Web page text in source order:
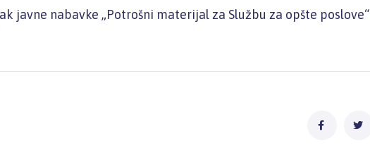
javne nabavke „Potrošni materijal za Službu za opšte poslove“